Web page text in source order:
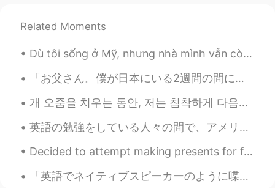
Related Moments
Dù tôi sống ở Mỹ, nhưng nhà mình vẫn còn là nhà Việt Nam. Khi ru con mình (2 tuổi) ngủ, thì tôi ...
「お父さん。僕が日本にいる2週間の間に、あなたは死なないでください。頼むよ。」 と癌と闘っているお父さんに言いました。 私は先週の木曜日に帰りました。 彼は昨日、亡くなりました。 本当に...
개 오줌을 치우는 동안, 저는 침착하게 다음과 같이 선언했습니다. 이 우정은 끝났어요. 이제부터 우리는 룸메이트일 뿐이에요. 집세를 내셔야 해요. 개는 양...
英語の勉強をしている人々の間で、アメリカが大好きな人がたくさんいます。 その気持ちがよく理解できます。私も、日本語の勉強をし始めた時に、行ったことがないのに日本が好きでした… が 日本に行...
Decided to attempt making presents for family. I am not good at painting or crafting. but I had f...
「英語でネイティブスピーカーのように喋れるようになりた〜い！」と言っている人が多いです。 でも、その目標は多分無理と思います。 なぜかというと、人の性格は喋り方と繋がっているからです。 例...